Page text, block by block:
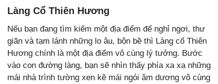
Làng Cổ Thiên Hương
Nếu bạn đang tìm kiếm một địa điểm để nghỉ ngơi, thư
giãn và tạm lánh những lo âu, bộn bề thì Làng cổ Thiên
Hương chính là một địa điểm vô cùng lý tưởng. Bước
vào con đường làng, bạn sẽ nhìn thấy phía xa xa những
mái nhà trình tường xen kẽ mái ngói âm dương vô cùng